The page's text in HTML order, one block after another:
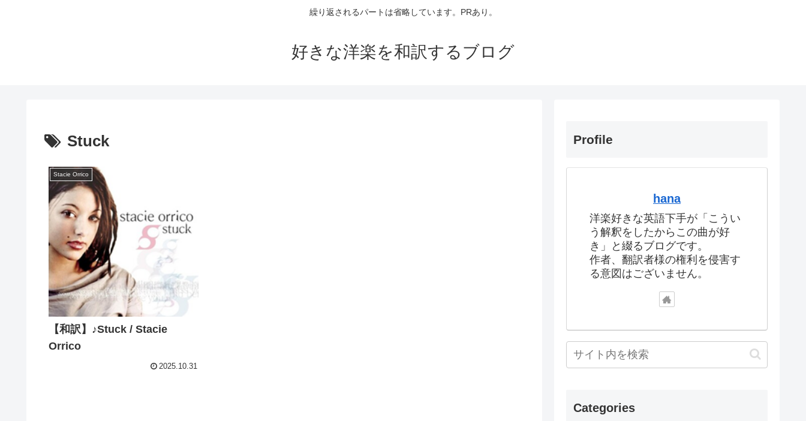
繰り返されるパートは省略しています。PRあり。
好きな洋楽を和訳するブログ
Stuck
Stacie Orrico
【和訳】♪Stuck / Stacie
Orrico
2025.10.31
Profile
hana
洋楽好きな英語下手が「こうい
う解釈をしたからこの曲が好
き」と綴るブログです。
作者、翻訳者様の権利を侵害す
る意図はございません。
Categories